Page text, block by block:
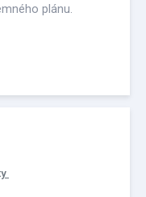
plánu.